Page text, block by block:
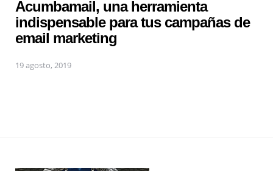
Acumbamail, una herramienta
indispensable para tus campañas de
email marketing
19 agosto, 2019